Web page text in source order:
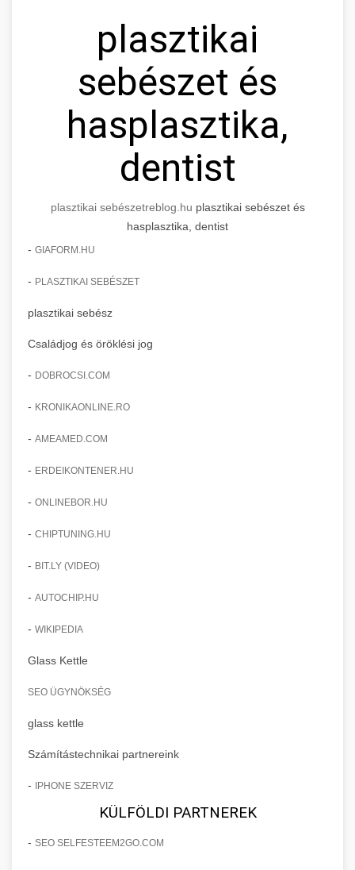
plasztikai
sebészet és
hasplasztika,
dentist
plasztikai sebészetreblog.hu plasztikai sebészet és
hasplasztika, dentist
- GIAFORM.HU
- PLASZTIKAI SEBÉSZET
plasztikai sebész
Családjog és öröklési jog
- DOBROCSI.COM
- KRONIKAONLINE.RO
- AMEAMED.COM
- ERDEIKONTENER.HU
- ONLINEBOR.HU
- CHIPTUNING.HU
- BIT.LY (VIDEO)
- AUTOCHIP.HU
- WIKIPEDIA
Glass Kettle
SEO ÜGYNÖKSÉG
glass kettle
Számítástechnikai partnereink
- IPHONE SZERVIZ
KÜLFÖLDI PARTNEREK
- SEO SELFESTEEM2GO.COM